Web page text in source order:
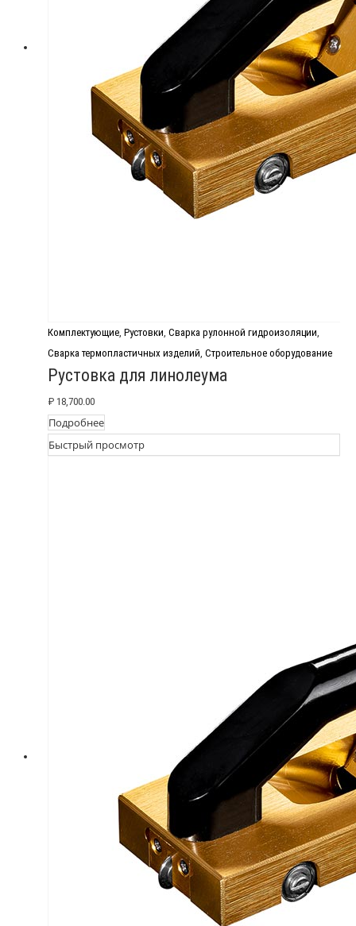
Комплектующие Рустовки Сварка рулонной гидроизоляции
Сварка термопластичных изделий Строительное оборудование
Рустовка для линолеума
₽ 18,700.00
Подробнее
Быстрый просмотр